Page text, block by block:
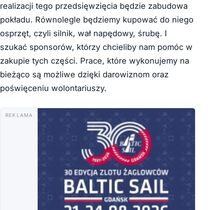
realizacji tego przedsięwzięcia będzie zabudowa
pokładu. Równolegle będziemy kupować do niego
osprzęt, czyli silnik, wał napędowy, śrubę. I
szukać sponsorów, którzy chcieliby nam pomóc w
zakupie tych części. Prace, które wykonujemy na
bieżąco są możliwe dzięki darowiznom oraz
poświęceniu wolontariuszy.
REKLAMA